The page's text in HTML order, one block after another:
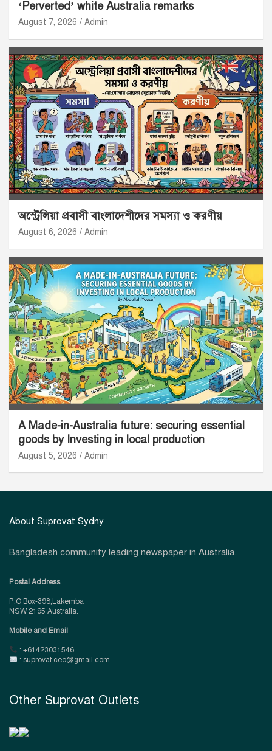
‘Perverted’ white Australia remarks
August 7, 2026 Admin
অস্ট্রেলিয়া প্রবাসী বাংলাদেশীদের সমস্যা ও করণীয়
August 6, 2026 Admin
A Made-in-Australia future: securing essential
goods by Investing in local production
August 5, 2026 Admin
About Suprovat Sydny
Bangladesh community leading newspaper in Australia.
Postal Address
P.O Box-398,Lakemba
NSW 2195 Australia.
Mobile and Email
: +61423031546
: suprovat.ceo@gmail.com
Other Suprovat Outlets